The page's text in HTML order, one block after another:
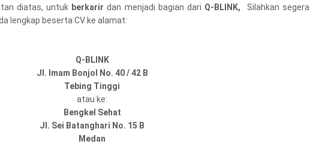
diatas, untuk berkarir dan menjadi bagian dari Q-BLINK, Silahkan segera
lengkap beserta CV ke alamat:
Q-BLINK
Jl. Imam Bonjol No. 40 / 42 B
Tebing Tinggi
atau ke:
Bengkel Sehat
Jl. Sei Batanghari No. 15 B
Medan